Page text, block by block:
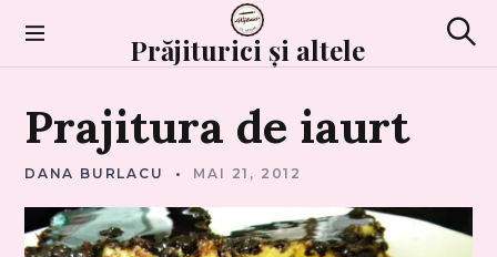
Prăjiturici și altele
O
V
E
T
I
Prajitura de iaurt
DANA BURLACU MAI 21, 2012